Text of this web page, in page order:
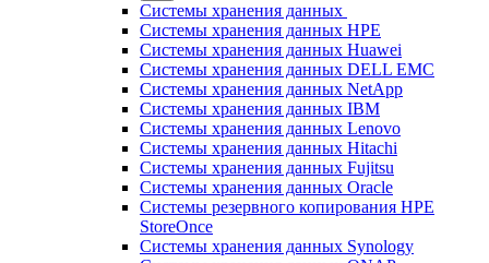
Системы хранения данных
Системы хранения данных HPE
Системы хранения данных Huawei
Системы хранения данных DELL EMC
Cистемы хранения данных NetApp
Системы хранения данных IBM
Системы хранения данных Lenovo
Системы хранения данных Hitachi
Системы хранения данных Fujitsu
Системы хранения данных Oracle
Системы резервного копирования HPE
StoreOnce
Системы хранения данных Synology